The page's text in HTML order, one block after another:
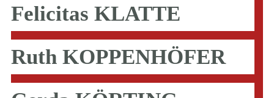
Felicitas KLATTE
Ruth KOPPENHÖFER